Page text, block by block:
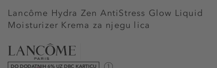
Lancôme Hydra Zen AntiStress Glow Liquid
Moisturizer Krema za njegu lica
DO DODATNIH 6% UZ DBC KARTICU